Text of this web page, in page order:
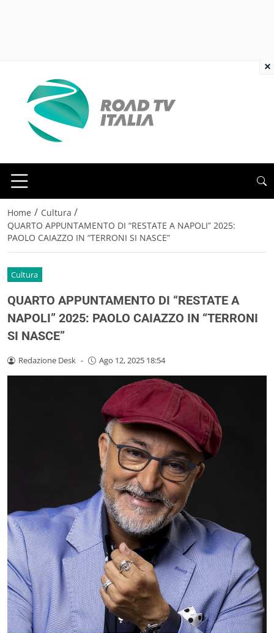
Home / Cultura /
QUARTO APPUNTAMENTO DI “RESTATE A NAPOLI” 2025:
PAOLO CAIAZZO IN “TERRONI SI NASCE”
Cultura
QUARTO APPUNTAMENTO DI “RESTATE A
NAPOLI” 2025: PAOLO CAIAZZO IN “TERRONI
SI NASCE”
Redazione Desk - Ago 12, 2025 18:54
×